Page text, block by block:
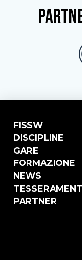
FISSW
DISCIPLINE
GARE
FORMAZIONE
NEWS
PARTNER